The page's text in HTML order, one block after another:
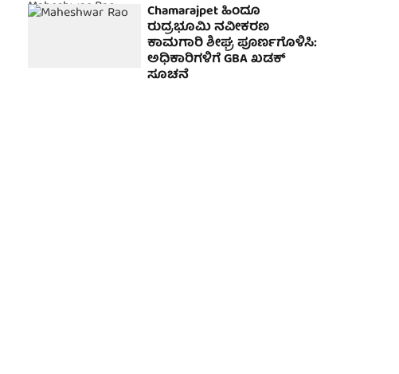
Chamarajpet ಹಿಂದೂ
ರುದ್ರಭೂಮಿ ನವೀಕರಣ
ಕಾಮಗಾರಿ ಶೀಘ್ರ ಪೂರ್ಣಗೊಳಿಸಿ:
ಅಧಿಕಾರಿಗಳಿಗೆ GBA ಖಡಕ್
ಸೂಚನೆ